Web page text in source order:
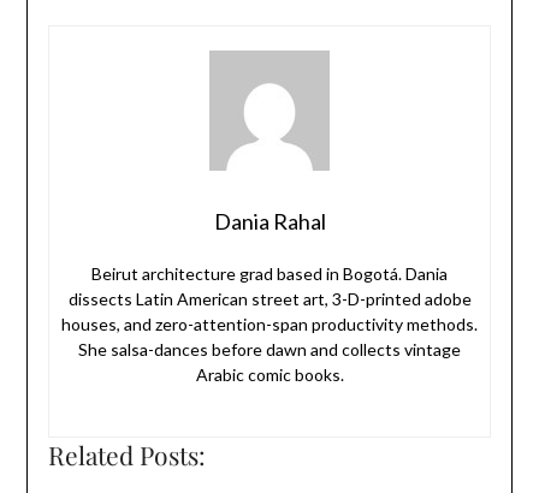
Dania Rahal
Beirut architecture grad based in Bogotá. Dania
dissects Latin American street art, 3-D-printed adobe
houses, and zero-attention-span productivity methods.
She salsa-dances before dawn and collects vintage
Arabic comic books.
Related Posts: